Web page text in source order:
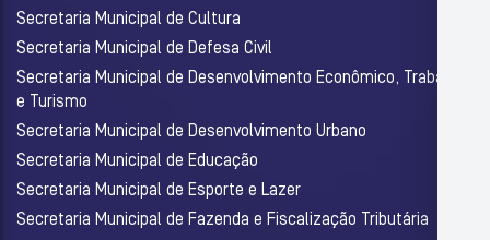
Secretaria Municipal de Cultura
Secretaria Municipal de Defesa Civil
Secretaria Municipal de Desenvolvimento Econômico, Trabalho
e Turismo
Secretaria Municipal de Desenvolvimento Urbano
Secretaria Municipal de Educação
Secretaria Municipal de Esporte e Lazer
Secretaria Municipal de Fazenda e Fiscalização Tributária